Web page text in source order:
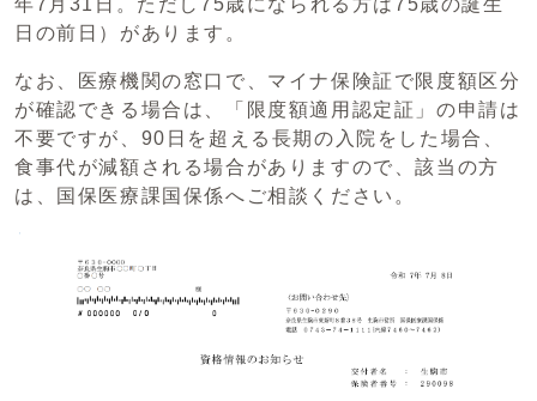
日の前日）があります。
なお、医療機関の窓口で、マイナ保険証で限度額区分
が確認できる場合は、「限度額適用認定証」の申請は
不要ですが、90日を超える長期の入院をした場合、
食事代が減額される場合がありますので、該当の方
は、国保医療課国保係へご相談ください。